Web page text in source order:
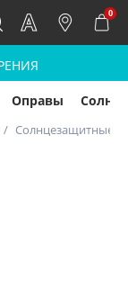
0
Оправы
Солнцезащитные